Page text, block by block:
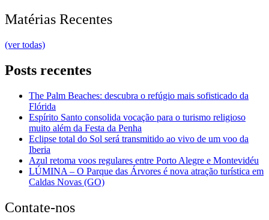
Matérias Recentes
(ver todas)
Posts recentes
The Palm Beaches: descubra o refúgio mais sofisticado da
Flórida
Espírito Santo consolida vocação para o turismo religioso
muito além da Festa da Penha
Eclipse total do Sol será transmitido ao vivo de um voo da
Iberia
Azul retoma voos regulares entre Porto Alegre e Montevidéu
LÚMINA – O Parque das Árvores é nova atração turística em
Caldas Novas (GO)
Contate-nos